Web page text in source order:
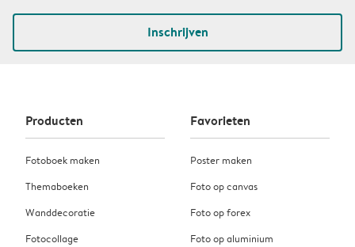
Inschrijven
Producten
Fotoboek maken
Themaboeken
Wanddecoratie
Fotocollage
Favorieten
Poster maken
Foto op canvas
Foto op forex
Foto op aluminium